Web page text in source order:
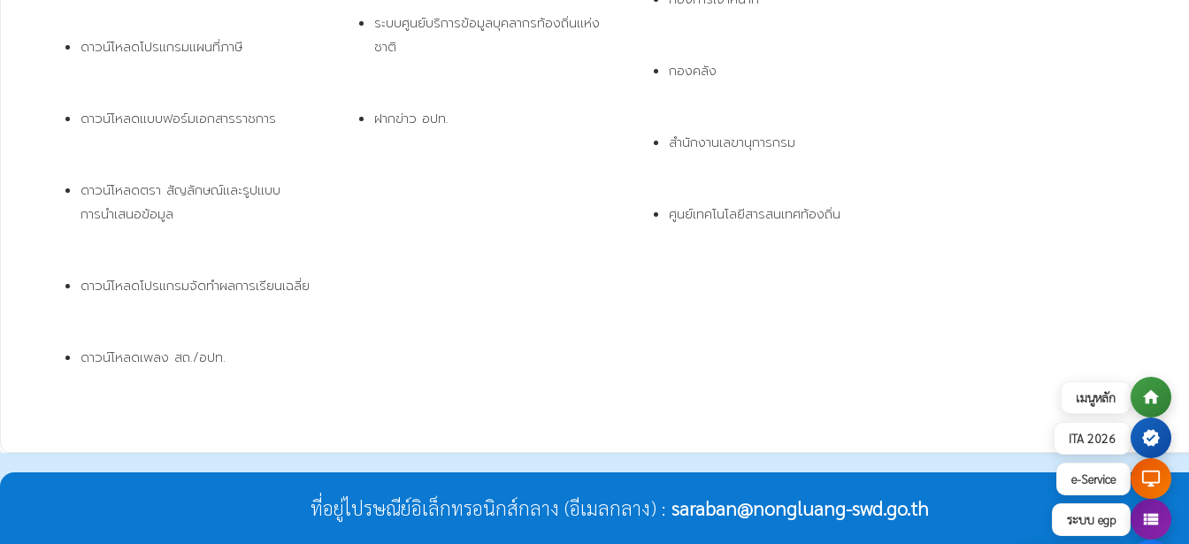
เมนูหลัก home
ITA 2026 verified
e-Service desktop_windows
ระบบ egp view_list
ดาวน์โหลดโปรแกรมแผนที่ภาษี
ดาวน์โหลดแบบฟอร์มเอกสารราชการ
ดาวน์โหลดตรา สัญลักษณ์และรูปแบบ
การนำเสนอข้อมูล
ดาวน์โหลดโปรแกรมจัดทำผลการเรียนเฉลี่ย
ดาวน์โหลดเพลง สถ./อปท.
ระบบศูนย์บริการข้อมูลบุคลากรท้องถิ่นแห่ง
ชาติ
ฝากข่าว อปท.
กองคลัง
สำนักงานเลขานุการกรม
ศูนย์เทคโนโลยีสารสนเทศท้องถิ่น
ที่อยู่ไปรษณีย์อิเล็กทรอนิกส์กลาง (อีเมลกลาง) : saraban@nongluang-swd.go.th